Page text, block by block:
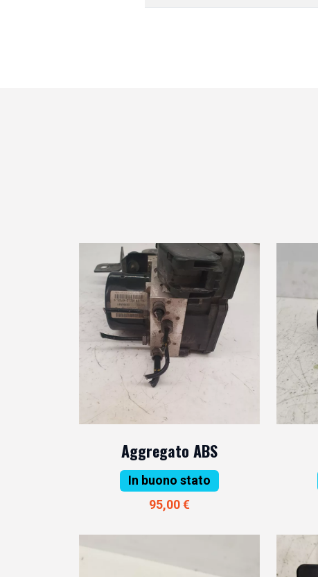
Aggregato ABS
In buono stato
95,00 €